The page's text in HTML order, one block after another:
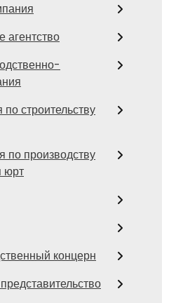
агентство
строительству
производству
юрт
концерн